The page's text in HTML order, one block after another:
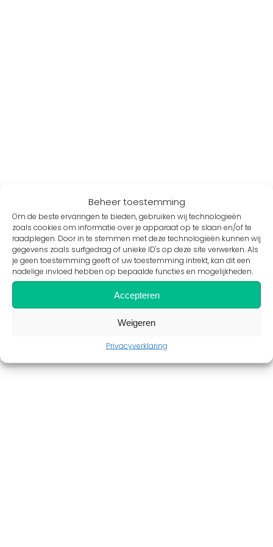
Beheer toestemming
Om de beste ervaringen te bieden, gebruiken wij technologieën
zoals cookies om informatie over je apparaat op te slaan en/of te
raadplegen. Door in te stemmen met deze technologieën kunnen wij
gegevens zoals surfgedrag of unieke ID's op deze site verwerken. Als
je geen toestemming geeft of uw toestemming intrekt, kan dit een
nadelige invloed hebben op bepaalde functies en mogelijkheden.
Accepteren
Weigeren
Privacyverklaring